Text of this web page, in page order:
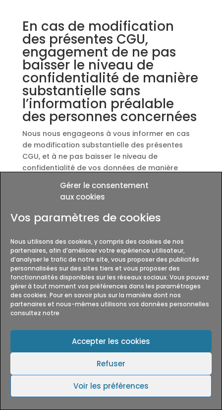
Gérer le consentement
aux cookies
Vos paramètres de cookies
Nous utilisons des cookies, y compris des cookies de nos
partenaires, afin d’améliorer votre expérience utilisateur,
d’analyser le trafic de notre site, vous proposer des publicités
personnalisées sur des sites tiers et vous proposer des
fonctionnalités disponibles sur les réseaux sociaux. Vous pouvez
gérer à tout moment vos préférences dans les paramétrages
des cookies. Pour en savoir plus sur la manière dont nos
partenaires et nous-mêmes utilisons vos données personnelles
consultez notre
Accepter les cookies
Refuser
Voir les préférences
En cas de modification
des présentes CGU,
engagement de ne pas
baisser le niveau de
confidentialité de manière
substantielle sans
l’information préalable
des personnes concernées
Nous nous engageons à vous informer en cas
de modification substantielle des présentes
CGU, et à ne pas baisser le niveau de
confidentialité de vos données de manière
substantielle sans vous en informer et obtenir
votre consentement.
Droit applicable et
modalités de recours
Application du droit
français (législation CNIL)
et compétence des
tribunaux
Les présentes CGU et votre utilisation du Site
sont régies et interprétées conformément aux
lois de France, et notamment à la Loi n° 78-17 du
fichiers et aux libertés. Le choix de la loi
applicable ne porte pas atteinte à vos droits en